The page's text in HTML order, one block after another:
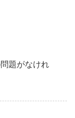
題がなけれ